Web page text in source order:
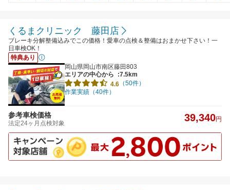
くるまクリニック 藤田店
ブレーキ分解整備込みでこの価格！愛車の点検＆整備はおまかせ下さい！一
日車検OK！
特典あり
岡山県岡山市南区藤田803
エリアの中心から
:7.5km
4.6 （50件）
作業実績（40件）
参考車検価格
法定24ヶ月点検対象 39,340円